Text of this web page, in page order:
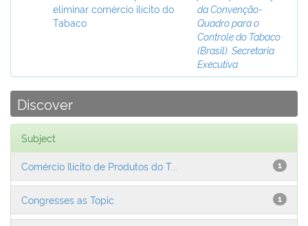
eliminar comércio ilícito do
Tabaco
da Convenção-
Quadro para o
Controle do Tabaco
(Brasil). Secretaria
Executiva
Discover
Subject
1
Comércio Ilícito de Produtos do T...
1
Congresses as Topic